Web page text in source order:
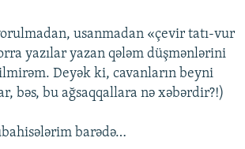
usanmadan «çevir tatı-vur
yazılar yazan qələm düşmənlərini
Deyək ki, cavanların beyni
bəs, bu ağsaqqallara nə xəbərdir?!)
barədə…